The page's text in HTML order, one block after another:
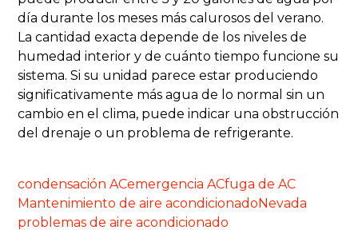
día durante los meses más calurosos del verano.
La cantidad exacta depende de los niveles de
humedad interior y de cuánto tiempo funcione su
sistema. Si su unidad parece estar produciendo
significativamente más agua de lo normal sin un
cambio en el clima, puede indicar una obstrucción
del drenaje o un problema de refrigerante.
condensación ACemergencia ACfuga de AC
Mantenimiento de aire acondicionadoNevada
problemas de aire acondicionado